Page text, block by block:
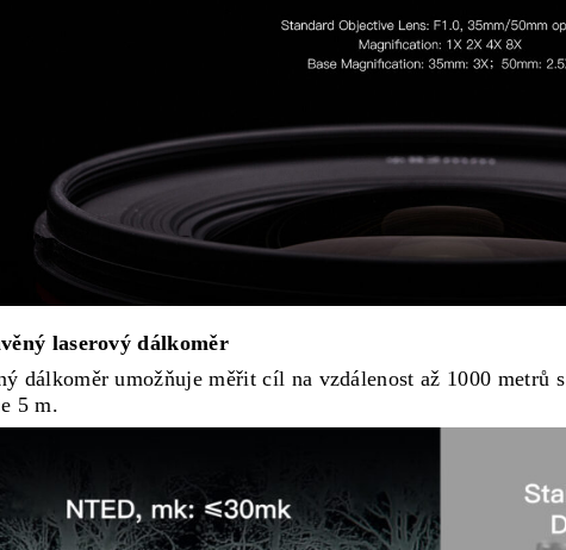
laserový dálkoměr
dálkoměr umožňuje měřit cíl na vzdálenost až 1000
5 m.